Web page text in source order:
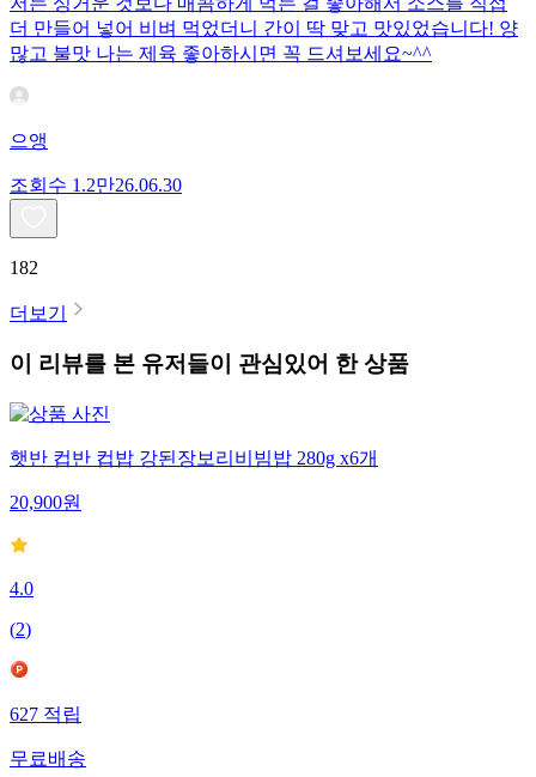
더 만들어 넣어 비벼 먹었더니 간이 딱 맞고 맛있었습니다! 양
많고 불맛 나는 제육 좋아하시면 꼭 드셔보세요~^^
으앵
조회수 1.2만26.06.30
182
더보기
이 리뷰를 본 유저들이 관심있어 한 상품
햇반 컵반 컵밥 강된장보리비빔밥 280g x6개
20,900원
4.0
(2)
627 적립
무료배송